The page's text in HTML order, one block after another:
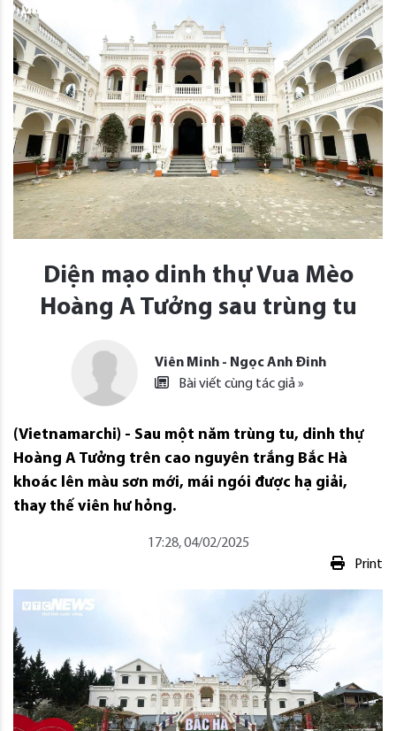
Diện mạo dinh thự Vua Mèo
Hoàng A Tưởng sau trùng tu
Viên Minh - Ngọc Anh Đinh
Bài viết cùng tác giả »
(Vietnamarchi) - Sau một năm trùng tu, dinh thự
Hoàng A Tưởng trên cao nguyên trắng Bắc Hà
khoác lên màu sơn mới, mái ngói được hạ giải,
thay thế viên hư hỏng.
17:28, 04/02/2025
Print